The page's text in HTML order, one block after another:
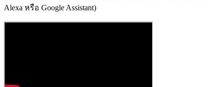
Alexa หรือ Google Assistant)